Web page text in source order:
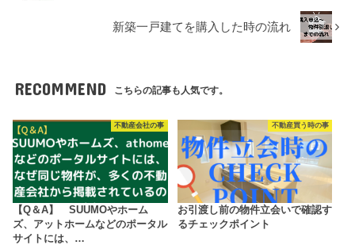
新築一戸建てを購入した時の流れ
RECOMMEND こちらの記事も人気です。
不動産会社の事
【Q＆A】 SUUMOやホーム
ズ、アットホームなどのポータル
サイトには、…
不動産買う時の事
お引渡し前の物件立会いで確認す
るチェックポイント